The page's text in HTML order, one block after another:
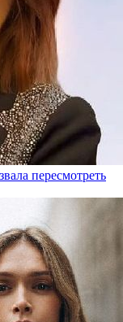
пересмотреть